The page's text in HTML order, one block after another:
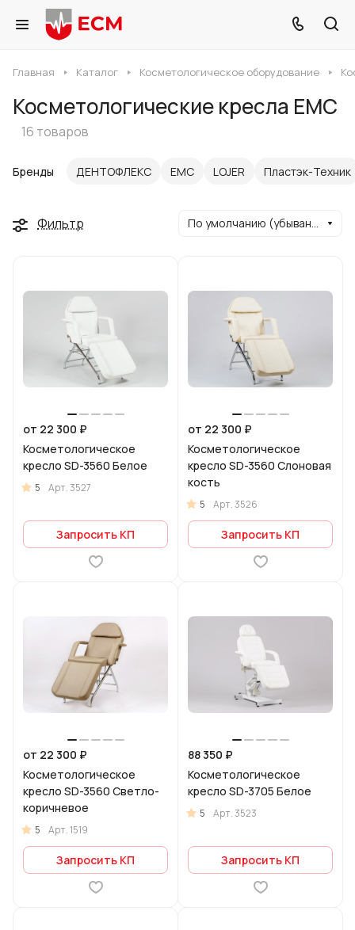
Главная Каталог Косметологическое оборудование
Косметологические кресла ЕМС
16 товаров
Бренды ДЕНТОФЛЕКС ЕМС LOJER Пластэк-Техник
Фильтр По умолчанию (убывание)
от 22 300 ₽
Косметологическое
кресло SD-3560 Белое
5 Арт.3527
Запросить КП
от 22 300 ₽
Косметологическое
кресло SD-3560 Слоновая
кость
5 Арт.3526
Запросить КП
от 22 300 ₽
Косметологическое
кресло SD-3560 Светло-
коричневое
5 Арт.1519
Запросить КП
88 350 ₽
Косметологическое
кресло SD-3705 Белое
5 Арт.3523
Запросить КП